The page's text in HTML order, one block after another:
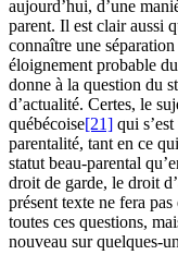
aujourd’hui, d’une
parent. Il est clair aussi
connaître une
éloignement probable
donne à la question du
d’actualité. Certes, le
québécoise[21] qui
parentalité, tant en ce
statut beau-parental
droit de garde, le droit
présent texte ne fera
toutes ces questions,
nouveau sur quelques-